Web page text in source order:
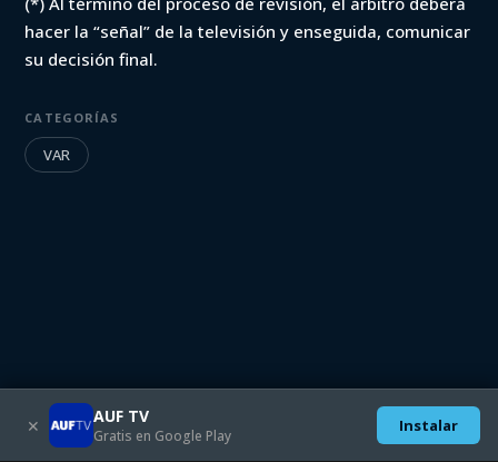
hacer la “señal” de la televisión y enseguida, comunicar
su decisión final.
CATEGORÍAS
VAR
Descargate las aplicaciones móviles: SEGUINOS EN:
✕ AUF TV
Gratis en Google Play
Instalar